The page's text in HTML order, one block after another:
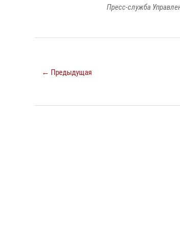
Пресс-служба
← Предыдущая